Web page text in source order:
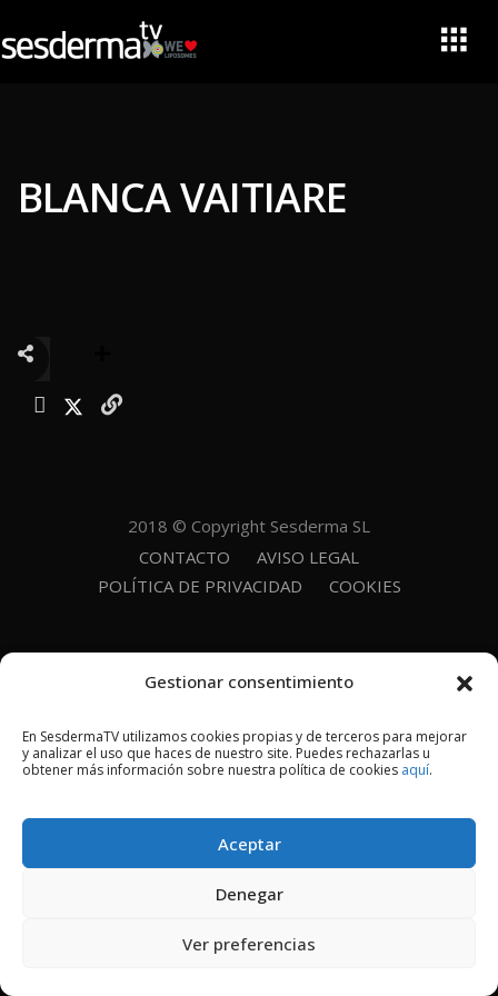
Gestionar consentimiento
En SesdermaTV utilizamos cookies propias y de terceros para mejorar
y analizar el uso que haces de nuestro site. Puedes rechazarlas u
obtener más información sobre nuestra política de cookies aquí.
Aceptar
Denegar
Ver preferencias
BLANCA VAITIARE
2018 © Copyright Sesderma SL
CONTACTO
AVISO LEGAL
POLÍTICA DE PRIVACIDAD
COOKIES